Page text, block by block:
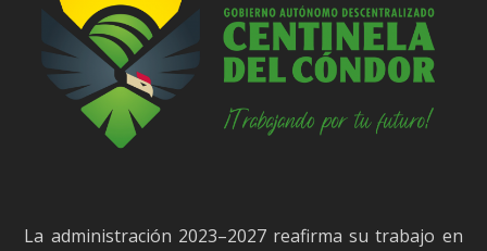
La administración 2023–2027 reafirma su trabajo en